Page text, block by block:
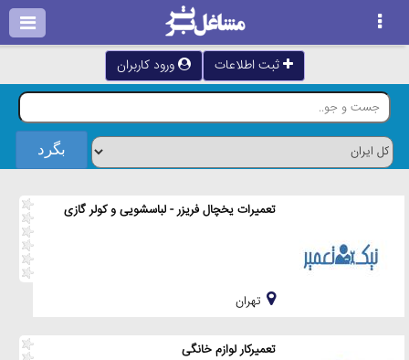
ثبت اطلاعات ورود کاربران
تعمیرات یخچال فریزر - لباسشویی و کولر گازی
تهران
تعمیرکار لوازم خانگی